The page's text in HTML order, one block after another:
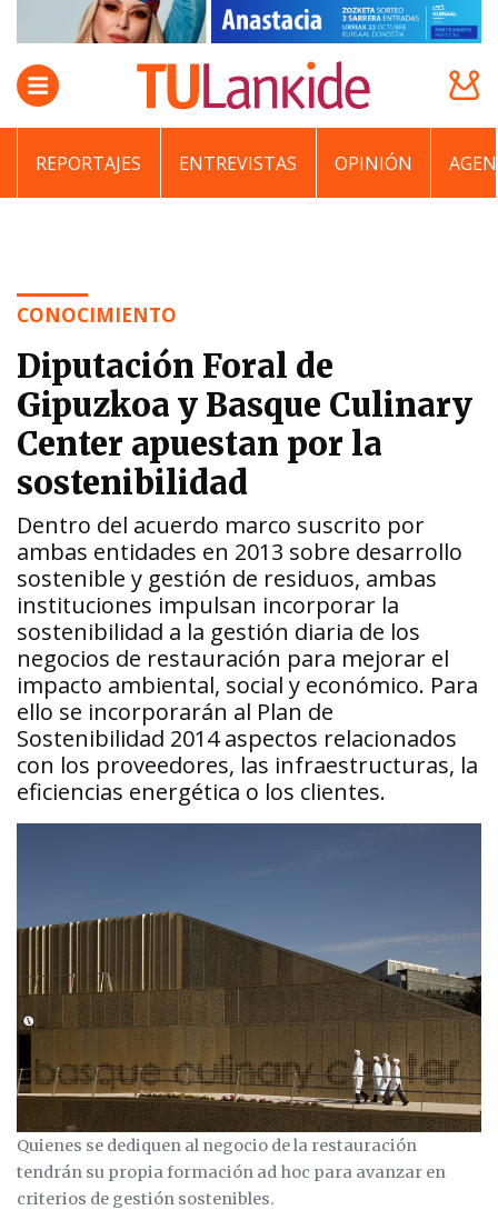
REPORTAJES ENTREVISTAS OPINIÓN
CONOCIMIENTO
Diputación Foral de
Gipuzkoa y Basque Culinary
Center apuestan por la
sostenibilidad
Dentro del acuerdo marco suscrito por
ambas entidades en 2013 sobre desarrollo
sostenible y gestión de residuos, ambas
instituciones impulsan incorporar la
sostenibilidad a la gestión diaria de los
negocios de restauración para mejorar el
impacto ambiental, social y económico. Para
ello se incorporarán al Plan de
Sostenibilidad 2014 aspectos relacionados
con los proveedores, las infraestructuras, la
eficiencias energética o los clientes.
Quienes se dediquen al negocio de la restauración
tendrán su propia formación ad hoc para avanzar en
criterios de gestión sostenibles.